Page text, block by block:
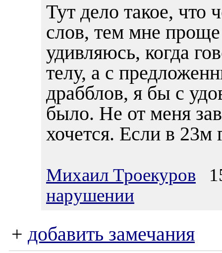
Тут дело такое,
слов, тем мне
удивляюсь, когда
телу, а с
драбблов, я бы с
было. Не от меня
хочется. Если в 23м
Михаил Троекуров
нарушении
+ добавить замечания